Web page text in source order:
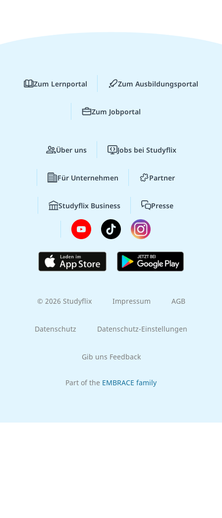
Zum Lernportal Zum Ausbildungsportal
Zum Jobportal
Über uns Jobs bei Studyflix
Für Unternehmen Partner
Studyflix Business Presse
© 2026 Studyflix Impressum AGB
Datenschutz Datenschutz-Einstellungen
Gib uns Feedback
Part of the EMBRACE family